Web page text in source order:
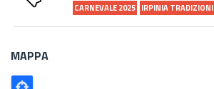
CARNEVALE 2025 IRPINIA TRADIZIONI
MAPPA
Poligono